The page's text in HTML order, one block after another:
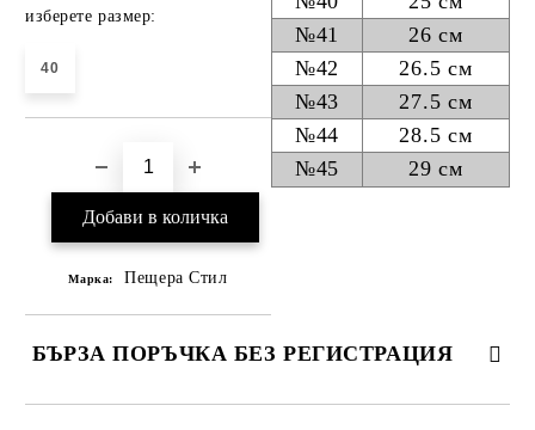
№41
26 см
№42
26.5 см
№43
27.5 см
№44
28.5 см
№45
29 см
изберете размер:
40
Марка: Пещера Стил
БЪРЗА ПОРЪЧКА БЕЗ РЕГИСТРАЦИЯ